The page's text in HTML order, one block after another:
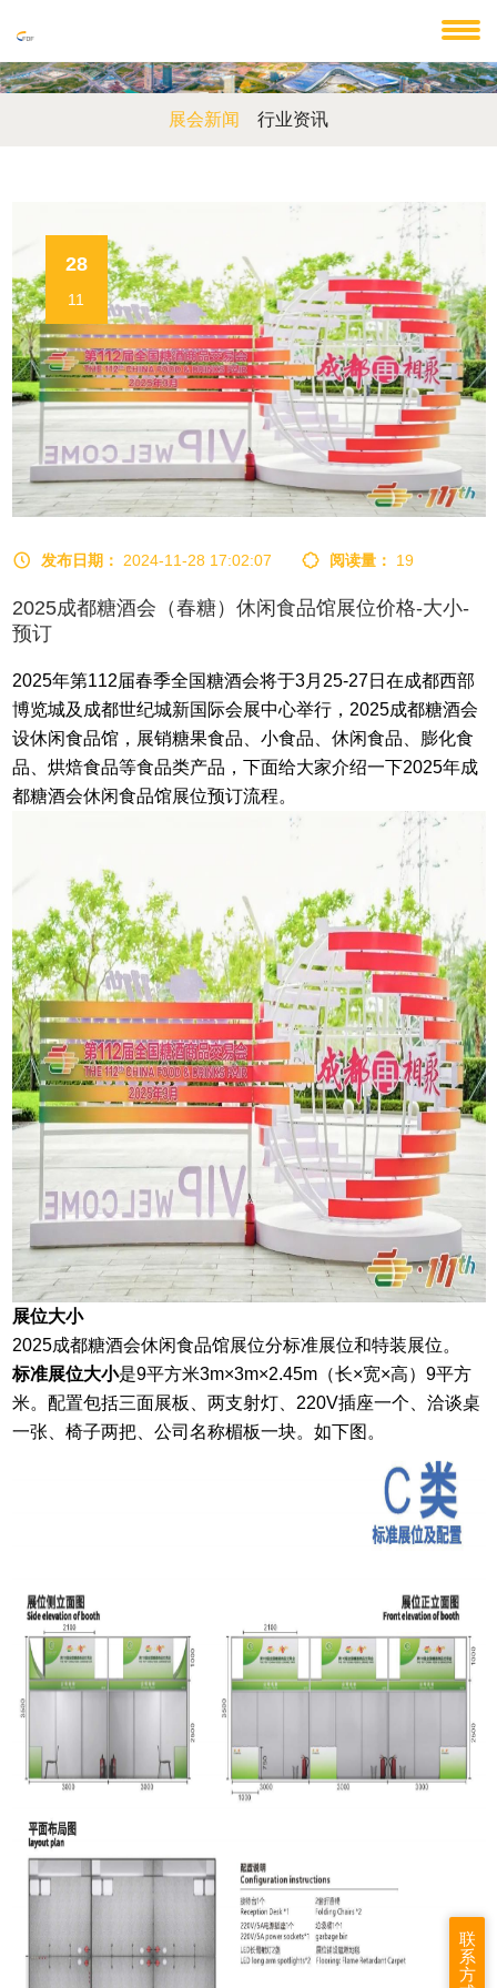
展会新闻 行业资讯
28
11
发布日期： 2024-11-28 17:02:07 阅读量： 19
2025成都糖酒会（春糖）休闲食品馆展位价格-大小-
预订
2025年第112届春季全国糖酒会将于3月25-27日在成都西部
博览城及成都世纪城新国际会展中心举行， 2025成都糖酒会
设休闲食品馆，展销糖果食品、小食品、休闲食品、膨化食
品、烘焙食品等食品类产品，下面给大家介绍一下2025年成
都糖酒会休闲食品馆展位预订流程。
展位大小
2025成都糖酒会休闲食品馆展位分标准展位和特装展位。
标准展位大小是9平方米3m×3m×2.45m（长×宽×高）9平方
米。配置包括三面展板、两支射灯、220V插座一个、洽谈桌
一张、椅子两把、公司名称楣板一块。如下图。
联
系
方